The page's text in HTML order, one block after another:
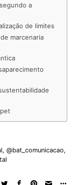
a
de limites
marcenaria
,@bat_comunicacao,